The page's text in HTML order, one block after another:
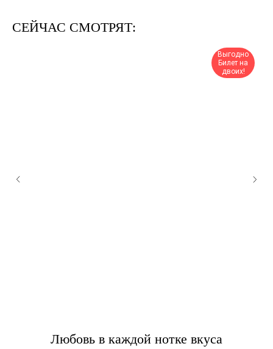
СЕЙЧАС СМОТРЯТ:
Выгодно
Билет на
двоих!
Любовь в каждой нотке вкуса